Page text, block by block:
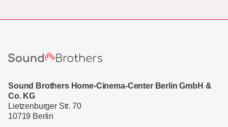
Sound Brothers Home-Cinema-Center Berlin GmbH &
Co. KG
Lietzenburger Str. 70
10719 Berlin